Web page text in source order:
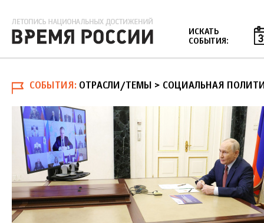
ИСКАТЬ
СОБЫТИЯ:
СОБЫТИЯ ОТРАСЛИ/ТЕМЫ > СОЦИАЛЬНАЯ